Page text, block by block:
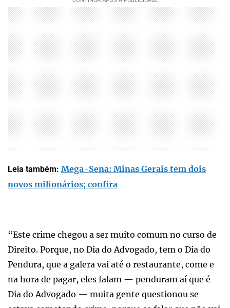
Leia também: Mega-Sena: Minas Gerais tem dois
novos milionários; confira
“Este crime chegou a ser muito comum no curso de
Direito. Porque, no Dia do Advogado, tem o Dia do
Pendura, que a galera vai até o restaurante, come e
na hora de pagar, eles falam — penduram aí que é
Dia do Advogado — muita gente questionou se